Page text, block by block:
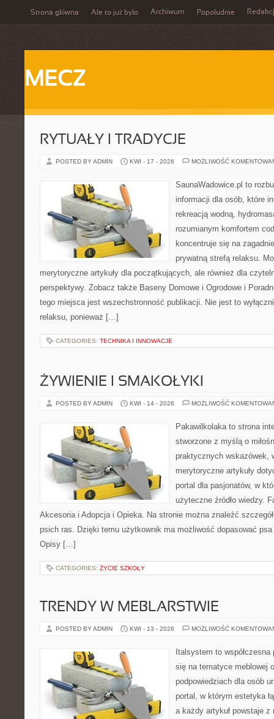
Strona główna Ale to już było Archiwum Popołudnie
MECZ
RYTUAŁY I TRADYCJE
POSTED BY ADMIN KWI - 17 - 2026 MOŻLIWOŚĆ
SaunaWadowice.pl to
informacji dla osób, które
rekreacją wodną,
rozumianym komfortem
koncentruje się na
prywatną strefą relaksu.
merytoryczne artykuły dla początkujących, ale również dla
perspektywy. Zobacz także Baseny Domowe i Ogrodowe i
tego miejsca jest wszechstronność publikacji. Nie jest to
relaksu, ponieważ […]
CATEGORIES: TECHNIKA I INNOWACJE
ŻYWIENIE I SMAKOŁYKI
POSTED BY ADMIN KWI - 14 - 2026 MOŻLIWOŚĆ
Pakawilkolaka to strona
stworzone z myślą o
praktycznych wskazówek,
merytoryczne artykuły
portal dla pasjonatów, w
użyteczne źródło wiedzy.
Akcesoria i Adopcja i Opieka. Na stronie można znaleźć
psich ras. Dzięki temu użytkownik ma możliwość dopasować
Opisy […]
CATEGORIES: ŻYCIE SZKOŁY
TRENDY W MEBLARSTWIE
POSTED BY ADMIN KWI - 13 - 2026 MOŻLIWOŚĆ
Italsystem to
się na tematyce meblowej
podpowiedziach dla osób
portal, w którym estetyka
a każdy artykuł powstaje